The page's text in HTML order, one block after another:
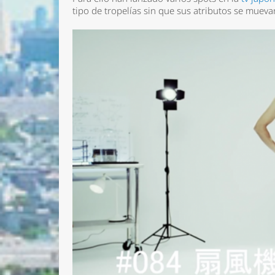
tipo de tropelías sin que sus atributos se